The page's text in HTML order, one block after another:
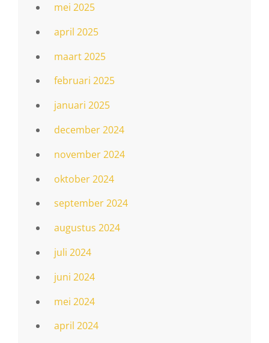
mei 2025
april 2025
maart 2025
februari 2025
januari 2025
december 2024
november 2024
oktober 2024
september 2024
augustus 2024
juli 2024
juni 2024
mei 2024
april 2024